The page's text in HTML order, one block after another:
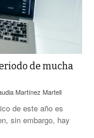
de mucha
Martínez Martell
de este año es
sin embargo, hay